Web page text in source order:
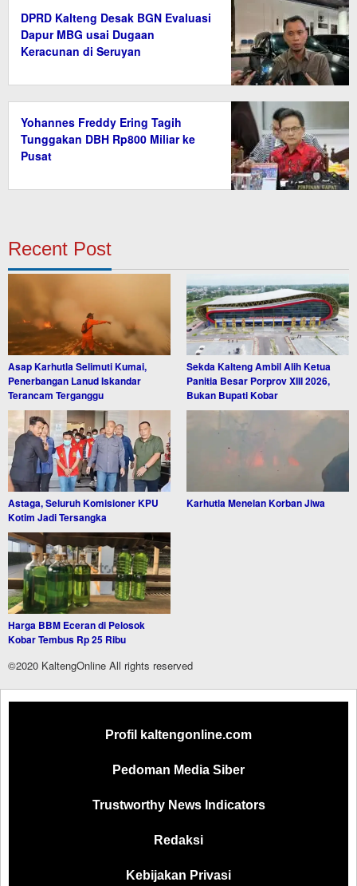
DPRD Kalteng Desak BGN Evaluasi
Dapur MBG usai Dugaan
Keracunan di Seruyan
Yohannes Freddy Ering Tagih
Tunggakan DBH Rp800 Miliar ke
Pusat
Recent Post
Asap Karhutla Selimuti Kumai,
Penerbangan Lanud Iskandar
Terancam Terganggu
Sekda Kalteng Ambil Alih Ketua
Panitia Besar Porprov XIII 2026,
Bukan Bupati Kobar
Astaga, Seluruh Komisioner KPU
Kotim Jadi Tersangka
Karhutla Menelan Korban Jiwa
Harga BBM Eceran di Pelosok
Kobar Tembus Rp 25 Ribu
©2020 KaltengOnline All rights reserved
Profil kaltengonline.com
Pedoman Media Siber
Trustworthy News Indicators
Redaksi
Kebijakan Privasi